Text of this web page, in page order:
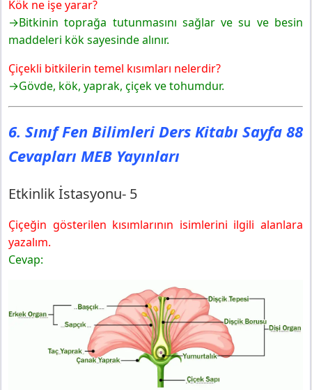
Kök ne işe yarar?
→Bitkinin toprağa tutunmasını sağlar ve su ve besin
maddeleri kök sayesinde alınır.
Çiçekli bitkilerin temel kısımları nelerdir?
→Gövde, kök, yaprak, çiçek ve tohumdur.
6. Sınıf Fen Bilimleri Ders Kitabı Sayfa 88
Cevapları MEB Yayınları
Etkinlik İstasyonu- 5
Çiçeğin gösterilen kısımlarının isimlerini ilgili alanlara
yazalım.
Cevap: